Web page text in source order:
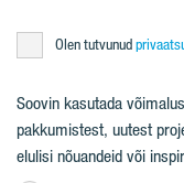
Olen tutvunud
Soovin kasutada
pakkumistest, uutest
elulisi nõuandeid või